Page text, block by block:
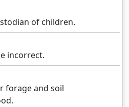
of children.
incorrect.
forage and soil